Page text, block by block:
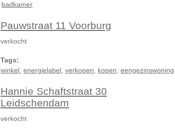
badkamer
Pauwstraat 11 Voorburg
verkocht
Tags:
winkel energielabel verkopen kopen eengezinswoning
Hannie Schaftstraat 30
Leidschendam
verkocht